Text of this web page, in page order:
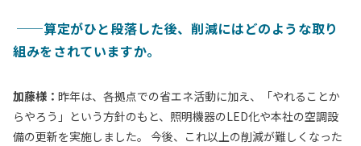
──算定がひと段落した後、削減にはどのような取り
組みをされていますか。
加藤様： 昨年は、各拠点での省エネ活動に加え、「やれることか
らやろう」という方針のもと、照明機器のLED化や本社の空調設
備の更新を実施しました。 今後、これ以上の削減が難しくなった